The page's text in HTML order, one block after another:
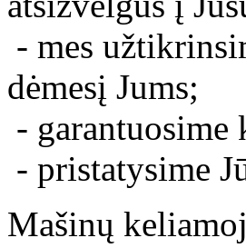
- mes
dėmesį Jums;
-
- pristatysime
Mašinų